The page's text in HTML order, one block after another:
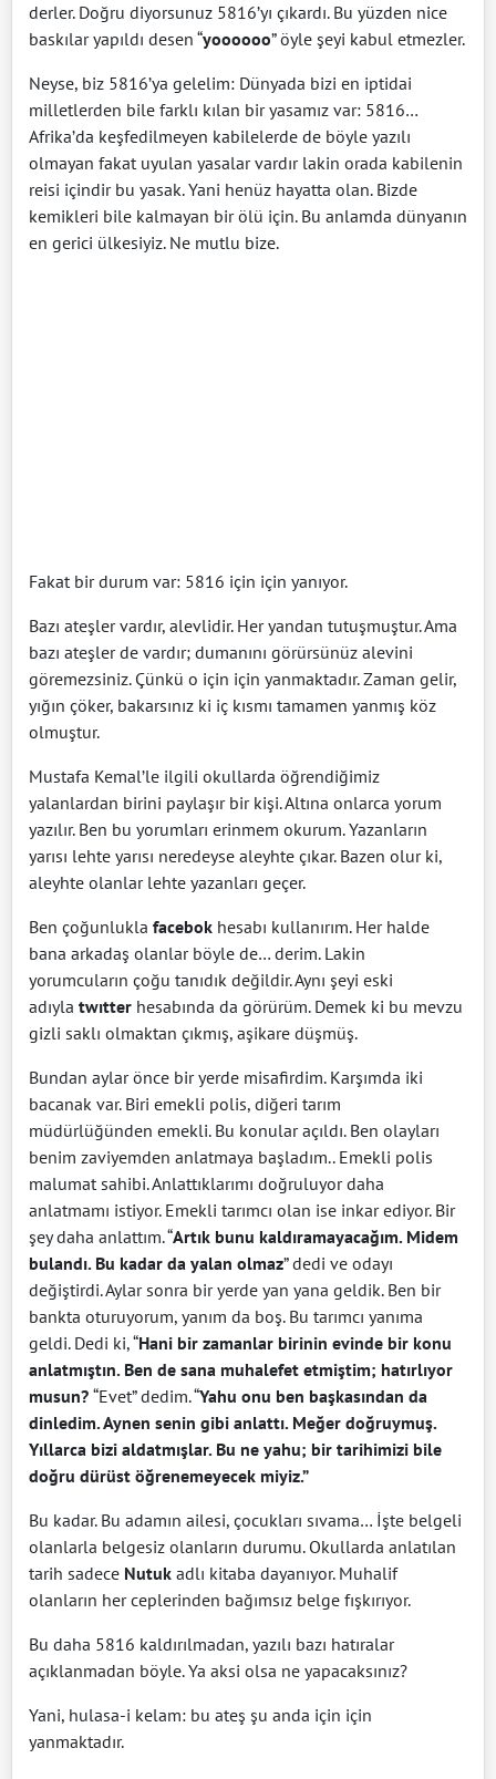
derler. Doğru diyorsunuz 5816’yı çıkardı. Bu yüzden nice
baskılar yapıldı desen “yoooooo” öyle şeyi kabul etmezler.
Neyse, biz 5816’ya gelelim: Dünyada bizi en iptidai
milletlerden bile farklı kılan bir yasamız var: 5816…
Afrika’da keşfedilmeyen kabilelerde de böyle yazılı
olmayan fakat uyulan yasalar vardır lakin orada kabilenin
reisi içindir bu yasak. Yani henüz hayatta olan. Bizde
kemikleri bile kalmayan bir ölü için. Bu anlamda dünyanın
en gerici ülkesiyiz. Ne mutlu bize.
Fakat bir durum var: 5816 için için yanıyor.
Bazı ateşler vardır, alevlidir. Her yandan tutuşmuştur. Ama
bazı ateşler de vardır; dumanını görürsünüz alevini
göremezsiniz. Çünkü o için için yanmaktadır. Zaman gelir,
yığın çöker, bakarsınız ki iç kısmı tamamen yanmış köz
olmuştur.
Mustafa Kemal’le ilgili okullarda öğrendiğimiz
yalanlardan birini paylaşır bir kişi. Altına onlarca yorum
yazılır. Ben bu yorumları erinmem okurum. Yazanların
yarısı lehte yarısı neredeyse aleyhte çıkar. Bazen olur ki,
aleyhte olanlar lehte yazanları geçer.
Ben çoğunlukla facebok hesabı kullanırım. Her halde
bana arkadaş olanlar böyle de… derim. Lakin
yorumcuların çoğu tanıdık değildir. Aynı şeyi eski
adıyla twıtter hesabında da görürüm. Demek ki bu mevzu
gizli saklı olmaktan çıkmış, aşikare düşmüş.
Bundan aylar önce bir yerde misafirdim. Karşımda iki
bacanak var. Biri emekli polis, diğeri tarım
müdürlüğünden emekli. Bu konular açıldı. Ben olayları
benim zaviyemden anlatmaya başladım.. Emekli polis
malumat sahibi. Anlattıklarımı doğruluyor daha
anlatmamı istiyor. Emekli tarımcı olan ise inkar ediyor. Bir
şey daha anlattım. “Artık bunu kaldıramayacağım. Midem
bulandı. Bu kadar da yalan olmaz” dedi ve odayı
değiştirdi. Aylar sonra bir yerde yan yana geldik. Ben bir
bankta oturuyorum, yanım da boş. Bu tarımcı yanıma
geldi. Dedi ki, “Hani bir zamanlar birinin evinde bir konu
anlatmıştın. Ben de sana muhalefet etmiştim; hatırlıyor
musun? “Evet” dedim. “Yahu onu ben başkasından da
dinledim. Aynen senin gibi anlattı. Meğer doğruymuş.
Yıllarca bizi aldatmışlar. Bu ne yahu; bir tarihimizi bile
doğru dürüst öğrenemeyecek miyiz.”
Bu kadar. Bu adamın ailesi, çocukları sıvama… İşte belgeli
olanlarla belgesiz olanların durumu. Okullarda anlatılan
tarih sadece Nutuk adlı kitaba dayanıyor. Muhalif
olanların her ceplerinden bağımsız belge fışkırıyor.
Bu daha 5816 kaldırılmadan, yazılı bazı hatıralar
açıklanmadan böyle. Ya aksi olsa ne yapacaksınız?
Yani, hulasa-i kelam: bu ateş şu anda için için
yanmaktadır.